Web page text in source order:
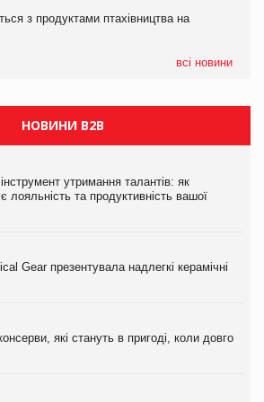
з продуктами птахівництва на
всі новини
з продуктами птахівництва на
з продуктами птахівництва на
НОВИНИ B2B
утримання талантів: як
лояльність та продуктивність вашої
Gear презентувала надлегкі керамічні
які стануть в пригоді, коли довго